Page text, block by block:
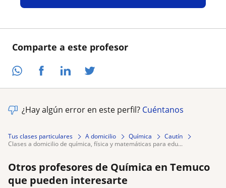
Comparte a este profesor
¿Hay algún error en este perfil? Cuéntanos
Tus clases particulares A domicilio Química
Cautín
clases a domicilio de química, física y matemáticas para edu...
Otros profesores de Química en Temuco
que pueden interesarte